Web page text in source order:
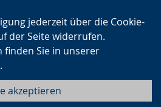
jederzeit über die Cookie-
der Seite widerrufen.
Sie in unserer
.
akzeptieren